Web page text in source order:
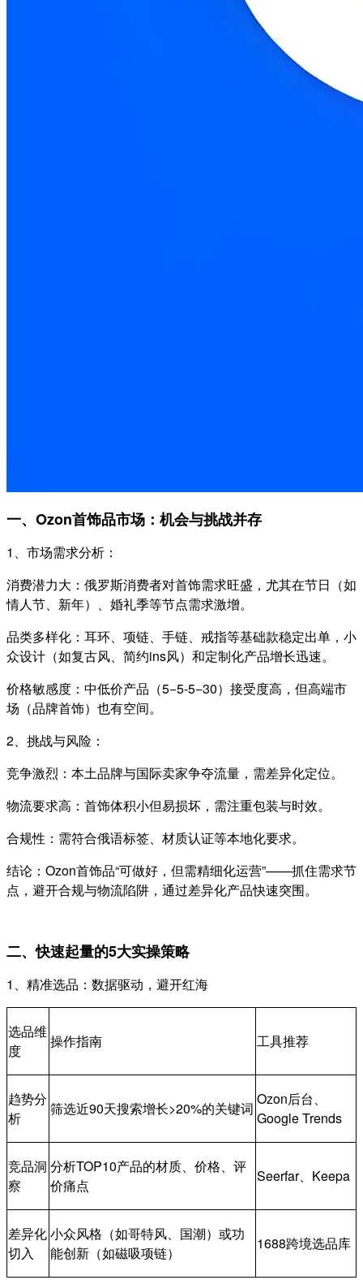
一、Ozon首饰品市场：机会与挑战并存
1、 市场需求分析：
消费潜力大：俄罗斯消费者对首饰需求旺盛，尤其在节日（如
情人节、新年）、婚礼季等节点需求激增。
品类多样化：耳环、项链、手链、戒指等基础款稳定出单，小
众设计（如复古风、简约ins风）和定制化产品增长迅速。
价格敏感度：中低价产品（5−5-5−30）接受度高，但高端市
场（品牌首饰）也有空间。
2、 挑战与风险：
竞争激烈：本土品牌与国际卖家争夺流量，需差异化定位。
物流要求高：首饰体积小但易损坏，需注重包装与时效。
合规性：需符合俄语标签、材质认证等本地化要求。
结论：Ozon首饰品“可做好，但需精细化运营”——抓住需求节
点，避开合规与物流陷阱，通过差异化产品快速突围。
二、快速起量的5大实操策略
1、精准选品：数据驱动，避开红海
选品维
度
操作指南 工具推荐
趋势分
析
筛选近90天搜索增长>20%的关键词
Ozon后台、
Google Trends
竞品洞
察
分析TOP10产品的材质、价格、评
价痛点
Seerfar、Keepa
差异化
切入
小众风格（如哥特风、国潮）或功
能创新（如磁吸项链）
1688跨境选品库